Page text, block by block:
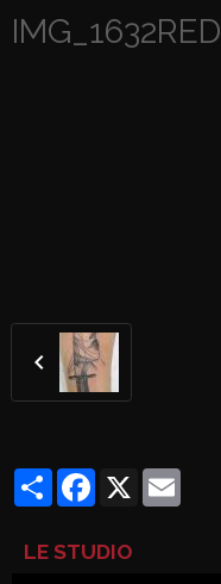
IMG_1632RED
PartagerFacebook
X
LE STUDIO